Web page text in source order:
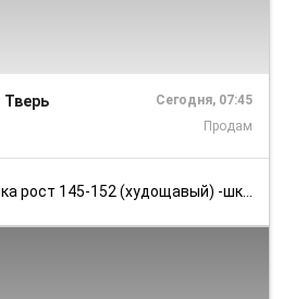
Сегодня, 07:45
Продам
152 (худощавый) -школьные брюки, рубаш...